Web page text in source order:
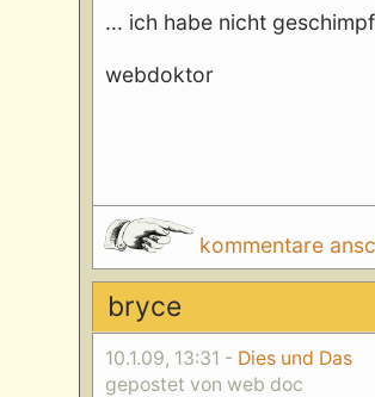
... ich habe nicht
webdoktor
kommentare
bryce
10.1.09, 13:31 - Dies und Das
gepostet von web doc